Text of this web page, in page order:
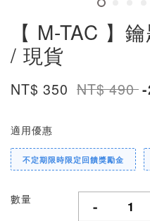
【 M-TAC 】
/ 現貨
NT$ 350 NT$ 490
適用優惠
不定期限時限定回饋獎勵金
數量 -